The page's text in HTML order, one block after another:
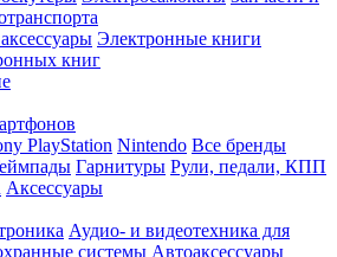
Электронные книги
книг
PlayStation Nintendo Все бренды
Гарнитуры Рули, педали, КПП
Аксессуары
Аудио- и видеотехника для
системы Автоаксессуары